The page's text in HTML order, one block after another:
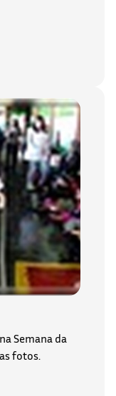
Semana da
fotos.